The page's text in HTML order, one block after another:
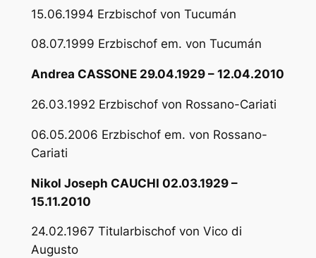
15.06.1994 Erzbischof von Tucumán
08.07.1999 Erzbischof em. von Tucumán
Andrea CASSONE 29.04.1929 – 12.04.2010
26.03.1992 Erzbischof von Rossano-Cariati
06.05.2006 Erzbischof em. von Rossano-
Cariati
Nikol Joseph CAUCHI 02.03.1929 –
15.11.2010
24.02.1967 Titularbischof von Vico di
Augusto